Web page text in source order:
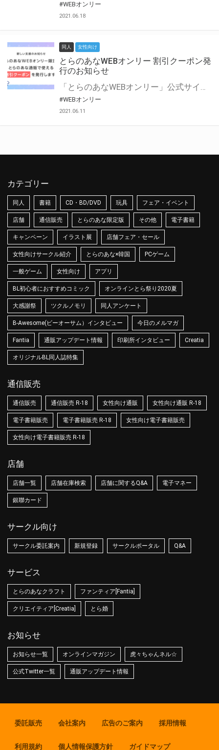
#WEBオンリー
2021.06.18
同人 女性向け
とらのあなWEBオンリー 割引クーポン発
行のお知らせ
「とらのあなWEBオンリー」公式サイトでとらのあな通販の「割引クーポン」を配布中！ イベントごとに開催当日限定で使える割引クーポンのシリアルコードを発行します。 とらのあなWEBオンリーのページをチェックして、イベント当日にお得にお買い物を楽しみましょう♪ ※本キャンペーンは予告なく終了する場合がございます。 とらのあなWEBオンリーサイトはこちら
#WEBオンリー
2021.06.11
カテゴリー
同人 書籍 CD・BD/DVD 玩具 フェア・イベント
店舗 通信販売 とらのあな限定版 その他 電子書籍
キャンペーン イラスト展 店舗フェア・セール
女性向けサークル紹介 とらのあな×韓国 PCゲーム
一般ゲーム 女性向け アプリ
BL初心者におすすめコミック オンラインとら祭り2020夏
大感謝祭 ツクルノモリ 同人アンケート
B-Awesome(ビーオーサム）インタビュー 今日のメルマガ
Fantia 通販アップデート情報 印刷所インタビュー Creatia
オリジナルBL同人誌特集
通信販売
通信販売 通信販売 R-18 女性向け通販 女性向け通販 R-18
電子書籍販売 電子書籍販売 R-18 女性向け電子書籍販売
女性向け電子書籍販売 R-18
店舗
店舗一覧 店舗在庫検索 店舗に関するQ&A 電子マネー
銀聯カード
サークル向け
サークル委託案内 新規登録 サークルポータル Q&A
サービス
とらのあなクラフト ファンティア[Fantia]
クリエイティア[Creatia] とら婚
お知らせ
お知らせ一覧 オンラインマガジン 虎々ちゃんネル☆
公式Twitter一覧 通販アップデート情報
委託販売 会社案内 広告のご案内 採用情報
利用規約 個人情報保護方針 ガイドマップ